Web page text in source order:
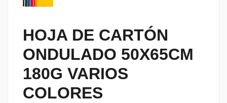
HOJA DE CARTÓN
ONDULADO 50X65CM
180G VARIOS
COLORES